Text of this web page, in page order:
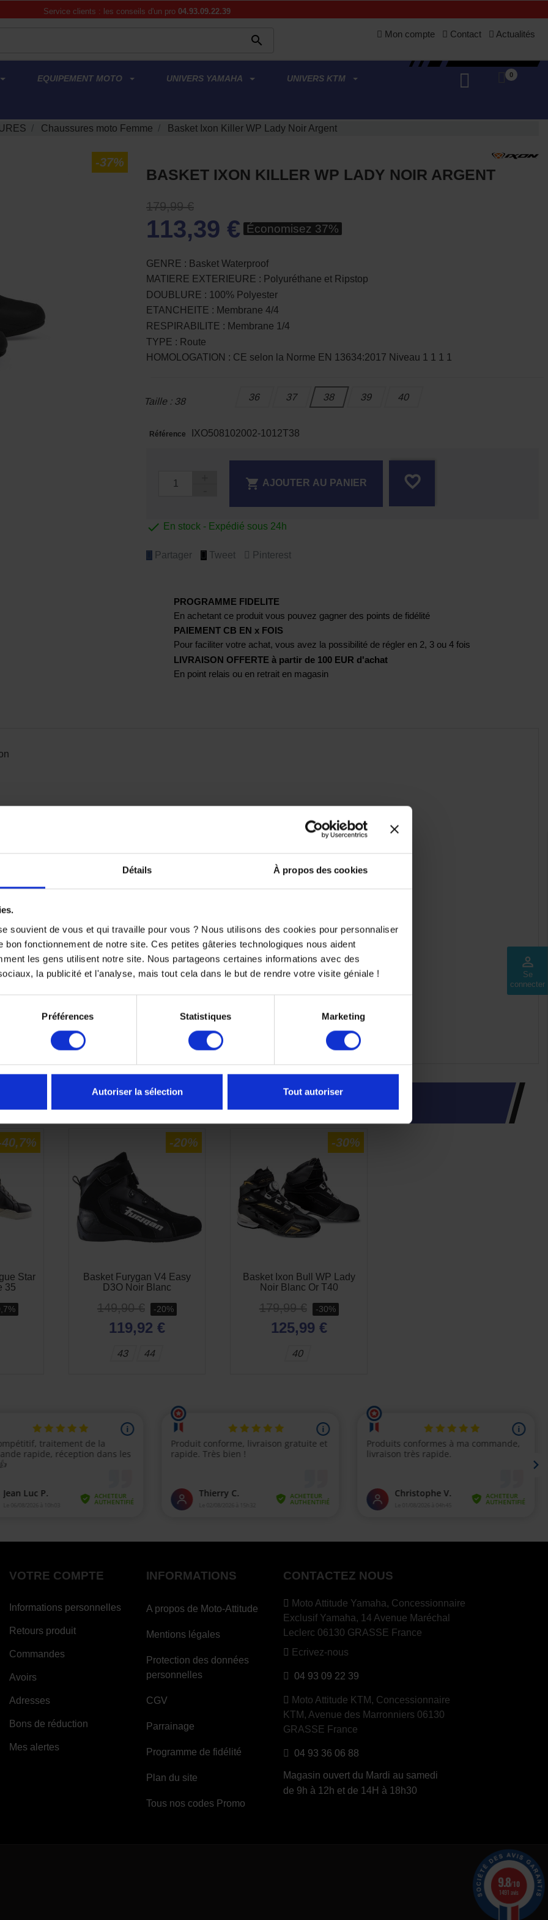
Détails À propos des cookies
souvient de vous et qui travaille pour vous ? Nous utilisons des cookies pour personnaliser
bon fonctionnement de notre site. Ces petites gâteries technologiques nous aident
les gens utilisent notre site. Nous partageons certaines informations avec des
la publicité et l'analyse, mais tout cela dans le but de rendre votre visite géniale !
Préférences Statistiques Marketing
Autoriser la sélection Tout autoriser
perm_identity
Se
connecter
Service clients : les conseils d'un pro 04.93.09.22.39
 Mon compte Contact Actualités
EQUIPEMENT MOTO UNIVERS YAMAHA UNIVERS KTM 0
Chaussures moto Femme Basket Ixon Killer WP Lady Noir Argent
-37%
BASKET IXON KILLER WP LADY NOIR ARGENT
179,99 €
113,39 € Économisez 37%
GENRE : Basket Waterproof
MATIERE EXTERIEURE : Polyuréthane et Ripstop
DOUBLURE : 100% Polyester
ETANCHEITE : Membrane 4/4
RESPIRABILITE : Membrane 1/4
TYPE : Route
HOMOLOGATION : CE selon la Norme EN 13634:2017 Niveau 1 1 1 1
Taille : 38 36 37 38 39 40
Référence IXO508102002-1012T38
 AJOUTER AU PANIER favorite_border
 En stock - Expédié sous 24h
Partager Tweet Pinterest
PROGRAMME FIDELITE
En achetant ce produit vous pouvez gagner des points de fidélité
PAIEMENT CB EN x FOIS
Pour faciliter votre achat, vous avez la possibilité de régler en 2, 3 ou 4 fois
LIVRAISON OFFERTE à partir de 100 EUR d'achat
En point relais ou en retrait en magasin
retour d'information au-dessus du pieds
SONT SUSCEPTIBLES DE VOUS INTÉRESSER
Star
35
-20%
Basket Furygan V4 Easy
D3O Noir Blanc
149,90 € -20%
119,92 €
43 44
-30%
Basket Ixon Bull WP Lady
Noir Blanc Or T40
179,99 € -30%
125,99 €
40
VOTRE COMPTE
Informations personnelles
Retours produit
Commandes
Avoirs
Adresses
Bons de réduction
Mes alertes
INFORMATIONS
A propos de Moto-Attitude
Mentions légales
Protection des données
personnelles
CGV
Parrainage
Programme de fidélité
Plan du site
Tous nos codes Promo
CONTACTEZ NOUS
Moto Attitude Yamaha, Concessionnaire
Exclusif Yamaha, 14 Avenue Maréchal
Leclerc 06130 GRASSE France
Ecrivez-nous
04 93 09 22 39
Moto Attitude KTM, Concessionnaire
KTM, Avenue des Marronniers 06130
GRASSE France
04 93 36 06 88
Magasin ouvert du Mardi au samedi
de 9h à 12h et de 14H à 18h30
9.8/10
1491 avis